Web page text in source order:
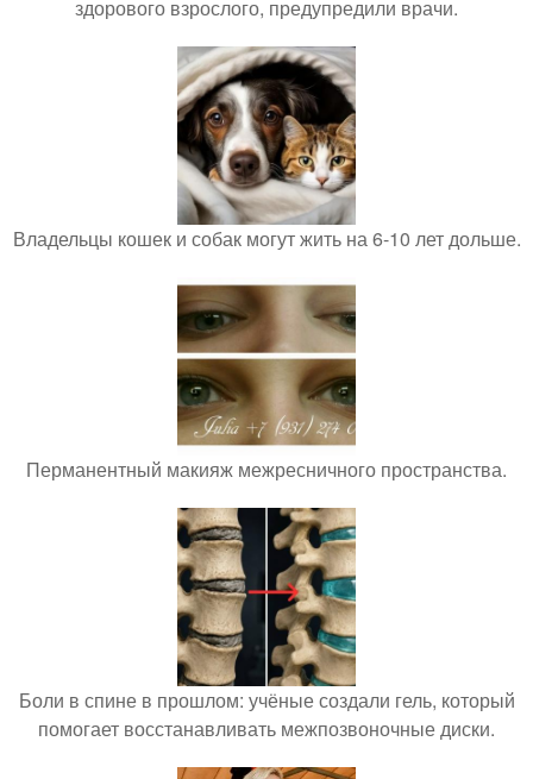
здорового взрослого, предупредили врачи.
Владельцы кошек и собак могут жить на 6-10 лет дольше.
Перманентный макияж межресничного пространства.
Боли в спине в прошлом: учёные создали гель, который
помогает восстанавливать межпозвоночные диски.